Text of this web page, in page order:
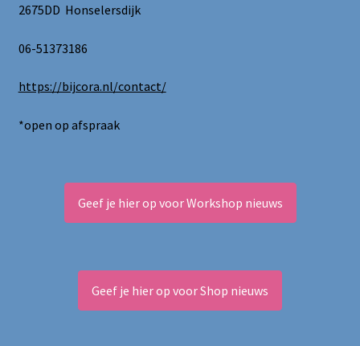
2675DD Honselersdijk
06-51373186
https://bijcora.nl/contact/
*open op afspraak
Geef je hier op voor Workshop nieuws
Geef je hier op voor Shop nieuws